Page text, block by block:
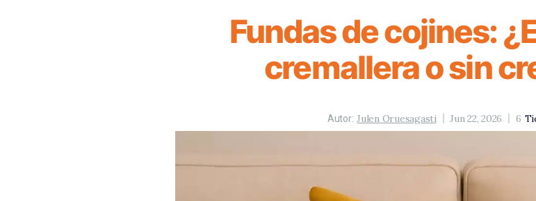
Fundas de cojines:
cremallera o sin
Autor: Julen Oruesagasti Jun 22, 2026 6